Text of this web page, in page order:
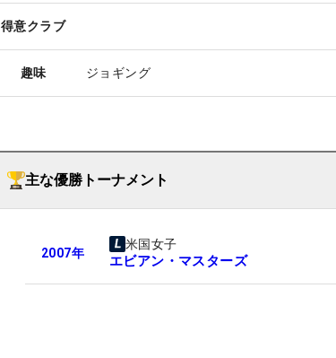
得意クラブ
趣味 ジョギング
主な優勝トーナメント
2007年
米国女子
エビアン・マスターズ